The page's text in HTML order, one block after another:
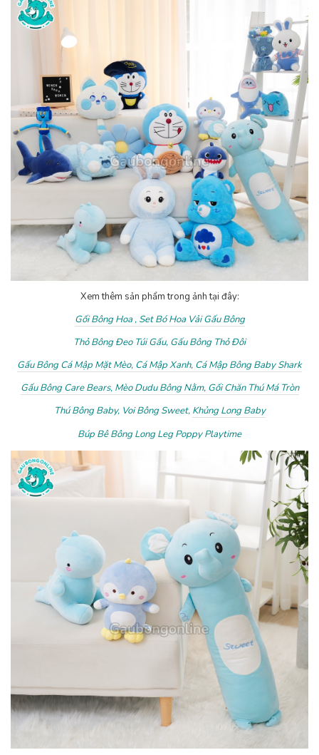
Xem thêm sản phẩm trong ảnh tại đây:
Gối Bông Hoa , Set Bó Hoa Vải Gấu Bông
Thỏ Bông Đeo Túi Gấu, Gấu Bông Thỏ Đôi
Gấu Bông Cá Mập Mặt Mèo, Cá Mập Xanh, Cá Mập Bông Baby Shark
Gấu Bông Care Bears, Mèo Dudu Bông Nằm, Gối Chăn Thú Má Tròn
Thú Bông Baby, Voi Bông Sweet, Khủng Long Baby
Búp Bê Bông Long Leg Poppy Playtime